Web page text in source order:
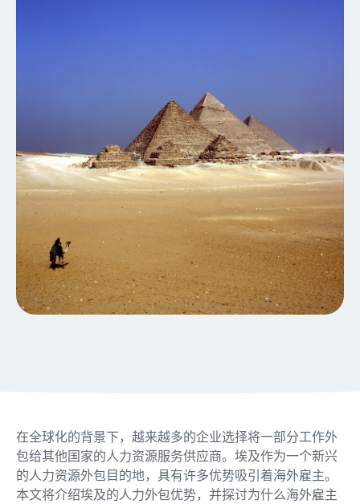
在全球化的背景下，越来越多的企业选择将一部分工作外
包给其他国家的人力资源服务供应商。埃及作为一个新兴
的人力资源外包目的地，具有许多优势吸引着海外雇主。
本文将介绍埃及的人力外包优势，并探讨为什么海外雇主